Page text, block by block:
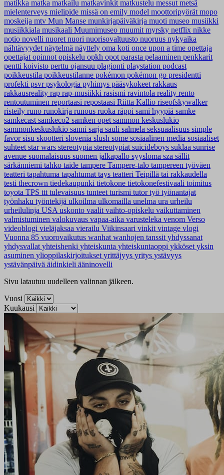
matikka matka matkailu matkavinkit matkustelu messut metsä
mielenterveys mielipide missä on emily model moottoripyörät mopo
moskeija mtv Mun Manse munkirjapäiväkirja muoti museo musiikki
musiikkiala musikaali Muumimuseo muumit myrsky netflix nikke
notio novelli nuoret nuori nuorisovaltuusto nuoruus nykyaika
nähtävyydet näytelmä näyttely oma koti once upon a time opettaja
opettajat opinnot opiskelu opkh opot parasta pelaaminen penkkarit
pentti koivisto perttu ojansuu plagionti playstation podcast
poikkeustila poikkeustilanne pokémon pokémon go presidentti
profekti psvrpsykologia pyhimys pääsykokeet rakkaus
rakkausreality rap rap-musiikki rasismi ravintola reality rento
rentoutuminen reportaasi repostaasi Riitta Kallio riseofskywalker
risteily runo runokirja runous ruoka räppi sami hyypiä samke
samkecast samkeco2 samken opet sammon keskuslukio
sammonkeskuslukio sanni sarja sauli salmela seksuaalisuus simple
favorsisu skootteri slovenia slush some sosiaalinen media sosiaaliset
suhteet star wars stereotypia stereotypiat suicideboys suklaa sunrise
avenue suomalaisuus suomen jalkapallo syysloma sza sällit
särkänniemi tahko taide tampere Tampere-talo tampereen työväen
teatteri tapahtuma tapahtumat tays teatteri Teipillä tai rakkaudella
testi thecrown tiedekaupunki tietokone tietokonefestivaali toimitus
toyota TPS ttt tulevaisuus tunteet turismi tutortyö työnantajat
työnhaku työntekijä ulkoilma ulkomailla unelma ura urheilu
urheilulinja USA uskonto vaalit vaihto-opiskelu vaikuttaminen
valmistuminen valokuvaus vapaa-aika varusteleka venom Verso
videoblogi vieläjaksaa vierailu Viikinsaari vinkit vintage vlogi
Vuonna 85 vuorovaikutus wanhat wanhojen tanssit yhdyssanat
yhdysvallat yhteishenki yhteiskunta yhteiskuntaoppi ykköset yksin
asuminen ylioppilaskirjoitukset yrittäjyys yritys ystävyys
ystävänpäivä äidinkieli ääninovelli
Sivu latautuu uudelleen valinnan jälkeen.
Vuosi
Kuukausi